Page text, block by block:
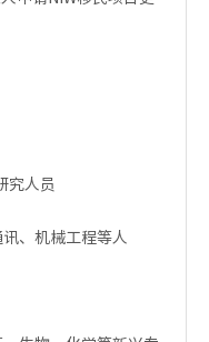
究人员
、机械工程等人